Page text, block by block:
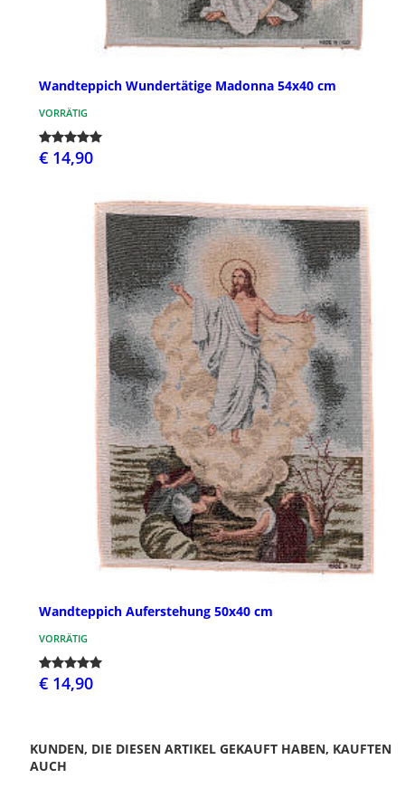
Wandteppich Wundertätige Madonna 54x40 cm
VORRÄTIG
€ 14,90
Wandteppich Auferstehung 50x40 cm
VORRÄTIG
€ 14,90
KUNDEN, DIE DIESEN ARTIKEL GEKAUFT HABEN, KAUFTEN
AUCH